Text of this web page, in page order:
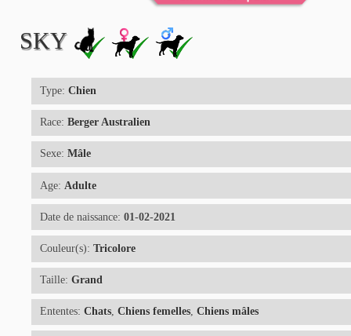
SKY
Type:Chien
Race:Berger Australien
Sexe:Mâle
Age: Adulte
Date de naissance: 01-02-2021
Couleur(s):Tricolore
Taille:Grand
Ententes:Chats,Chiens femelles,Chiens mâles